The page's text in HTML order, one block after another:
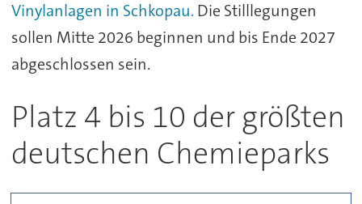
Vinylanlagen in Schkopau. Die Stilllegungen
sollen Mitte 2026 beginnen und bis Ende 2027
abgeschlossen sein.
Platz 4 bis 10 der größten
deutschen Chemieparks